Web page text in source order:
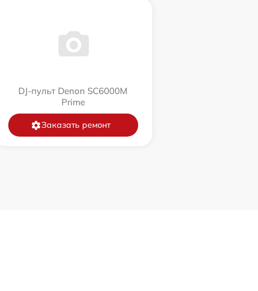
DJ-пульт Denon SC6000M
Prime
Заказать ремонт